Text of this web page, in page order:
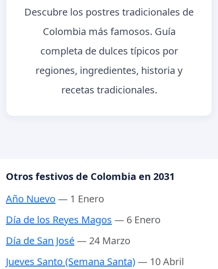
Descubre los postres tradicionales de
Colombia más famosos. Guía
completa de dulces típicos por
regiones, ingredientes, historia y
recetas tradicionales.
Otros festivos de Colombia en 2031
Año Nuevo — 1 Enero
Día de los Reyes Magos — 6 Enero
Día de San José— 24 Marzo
Jueves Santo (Semana Santa)— 10 Abril